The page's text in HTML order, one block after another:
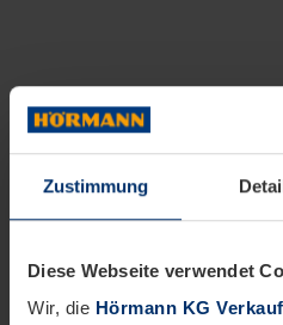
Zustimmung
Diese Webseite verwendet
Wir, die Hörmann KG